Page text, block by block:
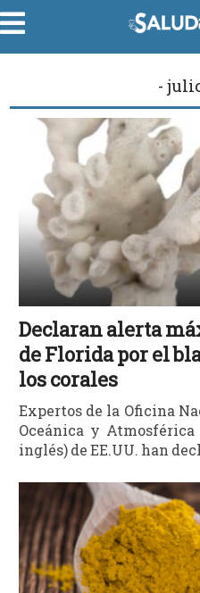
-
Declaran alerta
de Florida por el
los corales
Expertos de la Oficina
Oceánica y Atmosférica
inglés) de EE.UU. han